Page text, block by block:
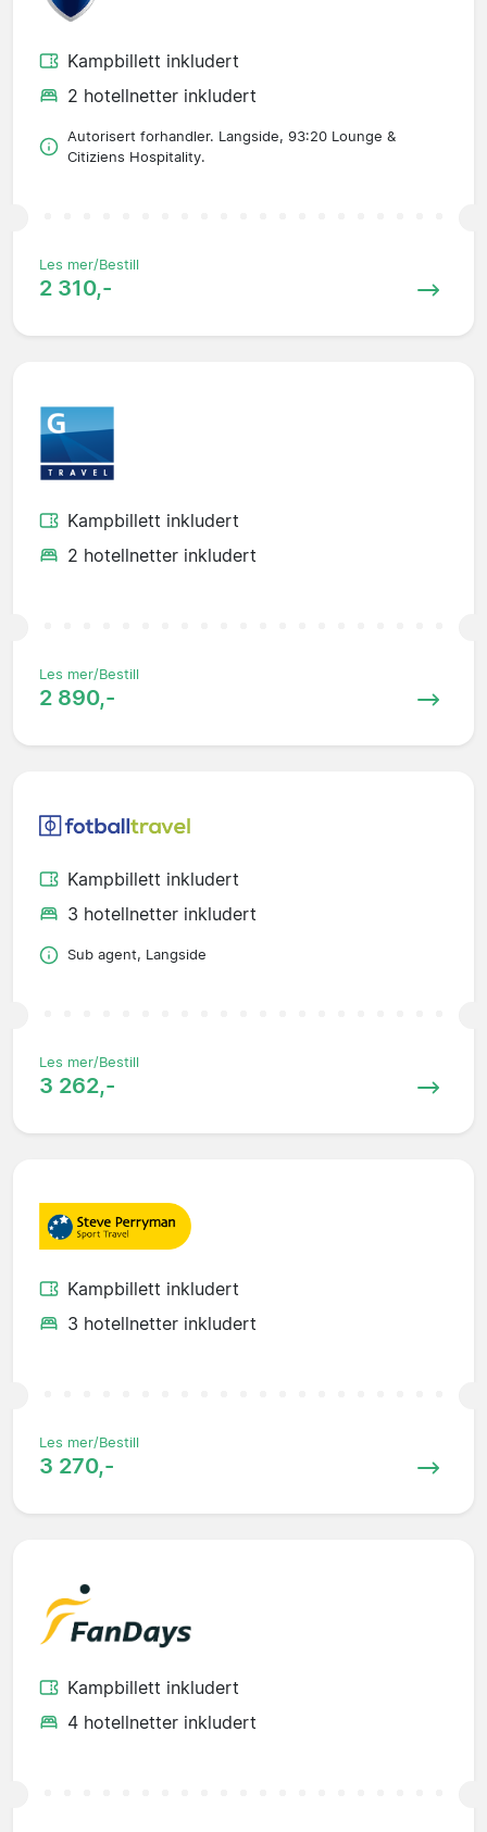
Kampbillett inkludert
2 hotellnetter inkludert
Autorisert forhandler. Langside, 93:20 Lounge &
Citiziens Hospitality.
Les mer/Bestill
2 310,-
Kampbillett inkludert
2 hotellnetter inkludert
Les mer/Bestill
2 890,-
Kampbillett inkludert
3 hotellnetter inkludert
Sub agent, Langside
Les mer/Bestill
3 262,-
Kampbillett inkludert
3 hotellnetter inkludert
Les mer/Bestill
3 270,-
Kampbillett inkludert
4 hotellnetter inkludert